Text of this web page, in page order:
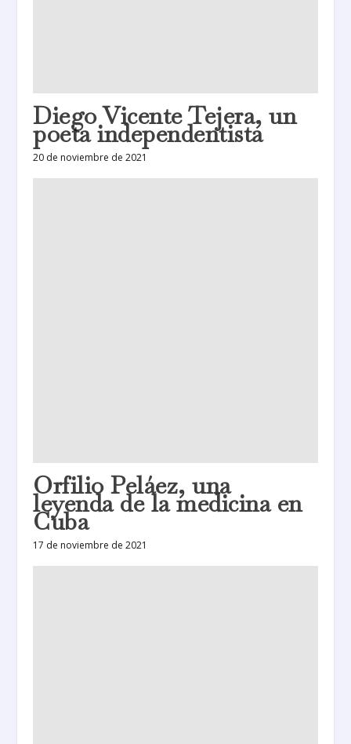
Diego Vicente Tejera, un
poeta independentista
20 de noviembre de 2021
Orfilio Peláez, una
leyenda de la medicina en
Cuba
17 de noviembre de 2021